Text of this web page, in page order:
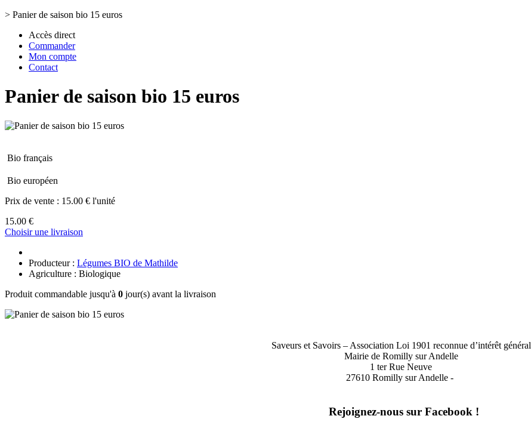
> Panier de saison bio 15 euros
Accès direct
Commander
Mon compte
Contact
Panier de saison bio 15 euros
Bio français
Bio européen
Prix de vente : 15.00 € l'unité
15.00 €
Choisir une livraison
Producteur : Légumes BIO de Mathilde
Agriculture : Biologique
Produit commandable jusqu'à 0 jour(s) avant la livraison
Saveurs et Savoirs – Association Loi 1901 reconnue d’intérêt général
Mairie de Romilly sur Andelle
1 ter Rue Neuve
27610 Romilly sur Andelle -
Rejoignez-nous sur Facebook !